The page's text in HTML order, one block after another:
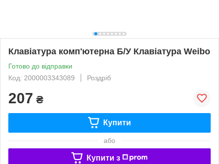
Клавіатура комп'ютерна Б/У Клавіатура Weibo
Готово до відправки
Код: 2000003343089
Роздріб
207 ₴
Купити
або
Купити з